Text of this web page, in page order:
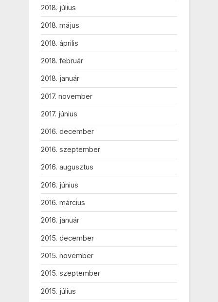
2018. július
2018. május
2018. április
2018. február
2018. január
2017. november
2017. június
2016. december
2016. szeptember
2016. augusztus
2016. június
2016. március
2016. január
2015. december
2015. november
2015. szeptember
2015. július